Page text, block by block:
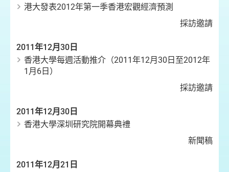
港大發表2012年第一季香港宏觀經濟預測
採訪邀請
2011年12月30日
香港大學每週活動推介（2011年12月30日至2012年
1月6日）
採訪邀請
2011年12月30日
香港大學深圳研究院開幕典禮
新聞稿
2011年12月21日